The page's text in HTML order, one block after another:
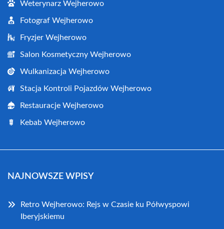
Weterynarz Wejherowo
Fotograf Wejherowo
Fryzjer Wejherowo
Salon Kosmetyczny Wejherowo
Wulkanizacja Wejherowo
Stacja Kontroli Pojazdów Wejherowo
Restauracje Wejherowo
Kebab Wejherowo
NAJNOWSZE WPISY
Retro Wejherowo: Rejs w Czasie ku Półwyspowi
Iberyjskiemu